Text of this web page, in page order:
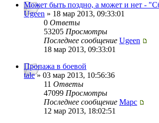
Может быть поздно, а может и нет -
Ugeen » 18 мар 2013, 09:33:01
0 Ответы
53205 Просмотры
Последнее сообщение Ugeen
18 мар 2013, 09:33:01
Пропажа в боевой
tale» 03 мар 2013, 10:56:36
11 Ответы
47099 Просмотры
Последнее сообщение Mapc
12 мар 2013, 18:02:51